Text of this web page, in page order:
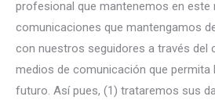
profesional que mantenemos en este
comunicaciones que mantengamos
con nuestros seguidores a través del
medios de comunicación que permita
futuro. Así pues, (1) trataremos sus